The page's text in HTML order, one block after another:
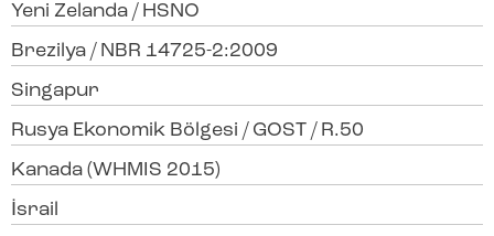
Yeni Zelanda / HSNO
Brezilya / NBR 14725-2:2009
Singapur
Rusya Ekonomik Bölgesi / GOST / R.50
Kanada (WHMIS 2015)
İsrail